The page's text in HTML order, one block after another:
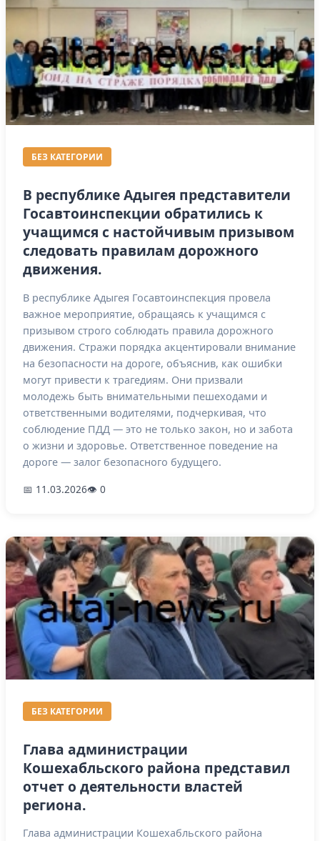
БЕЗ КАТЕГОРИИ
В республике Адыгея представители
Госавтоинспекции обратились к
учащимся с настойчивым призывом
следовать правилам дорожного
движения.
В республике Адыгея Госавтоинспекция провела
важное мероприятие, обращаясь к учащимся с
призывом строго соблюдать правила дорожного
движения. Стражи порядка акцентировали внимание
на безопасности на дороге, объяснив, как ошибки
могут привести к трагедиям. Они призвали
молодежь быть внимательными пешеходами и
ответственными водителями, подчеркивая, что
соблюдение ПДД — это не только закон, но и забота
о жизни и здоровье. Ответственное поведение на
дороге — залог безопасного будущего.
📅 11.03.2026👁 0
БЕЗ КАТЕГОРИИ
Глава администрации
Кошехабльского района представил
отчет о деятельности властей
региона.
Глава администрации Кошехабльского района